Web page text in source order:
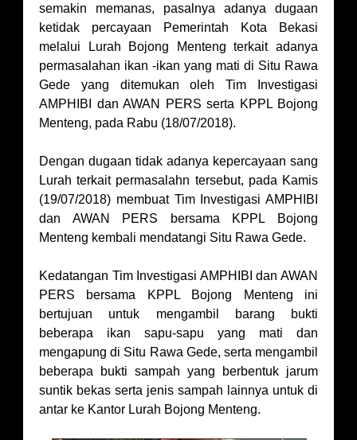
semakin memanas, pasalnya adanya dugaan
ketidak percayaan Pemerintah Kota Bekasi
melalui Lurah Bojong Menteng terkait adanya
permasalahan ikan -ikan yang mati di Situ Rawa
Gede yang ditemukan oleh Tim Investigasi
AMPHIBI dan AWAN PERS serta KPPL Bojong
Menteng, pada Rabu (18/07/2018).
Dengan dugaan tidak adanya kepercayaan sang
Lurah terkait permasalahn tersebut, pada Kamis
(19/07/2018) membuat Tim Investigasi AMPHIBI
dan AWAN PERS bersama KPPL Bojong
Menteng kembali mendatangi Situ Rawa Gede.
Kedatangan Tim Investigasi AMPHIBI dan AWAN
PERS bersama KPPL Bojong Menteng ini
bertujuan untuk mengambil barang bukti
beberapa ikan sapu-sapu yang mati dan
mengapung di Situ Rawa Gede, serta mengambil
beberapa bukti sampah yang berbentuk jarum
suntik bekas serta jenis sampah lainnya untuk di
antar ke Kantor Lurah Bojong Menteng.